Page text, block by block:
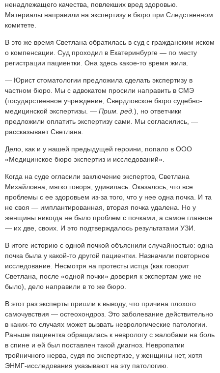
ненадлежащего качества, повлекших вред здоровью.
Материалы направили на экспертизу в бюро при Следственном
комитете.
В это же время Светлана обратилась в суд с гражданским иском
о компенсации. Суд проходил в Екатеринбурге — по месту
регистрации пациентки. Она здесь какое-то время жила.
— Юрист стоматологии предложила сделать экспертизу в
частном бюро. Мы с адвокатом просили направить в СМЭ
(государственное учреждение, Свердловское бюро судебно-
медицинской экспертизы. — Прим. ред. ), но ответчики
предложили оплатить экспертизу сами. Мы согласились, —
рассказывает Светлана.
Дело, как и у нашей предыдущей героини, попало в ООО
«Медицинское бюро экспертиз и исследований».
Когда на суде огласили заключение экспертов, Светлана
Михайловна, мягко говоря, удивилась. Оказалось, что все
проблемы с ее здоровьем из-за того, что у нее одна почка. И та
не своя — имплантированная, вторая почка удалена. Но у
женщины никогда не было проблем с почками, а самое главное
— их две, своих. И это подтверждалось результатами УЗИ.
В итоге историю с одной почкой объяснили случайностью: одна
почка была у какой-то другой пациентки. Назначили повторное
исследование. Несмотря на протесты истца (как говорит
Светлана, после «одной почки» доверия к экспертам уже не
было), дело направили в то же бюро.
В этот раз эксперты пришли к выводу, что причина плохого
самочувствия — остеохондроз. Это заболевание действительно
в каких-то случаях может вызвать неврологические патологии.
Раньше пациентка обращалась к неврологу с жалобами на боль
в спине и ей был поставлен такой диагноз. Невропатии
тройничного нерва, судя по экспертизе, у женщины нет, хотя
ЭНМГ-исследования указывают на эту патологию.